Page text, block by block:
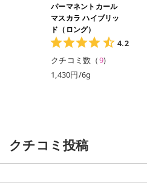
パーマネントカール
マスカラ ハイブリッ
ド（ロング）
4.2
クチコミ数（9)
1,430円/6g
クチコミ投稿